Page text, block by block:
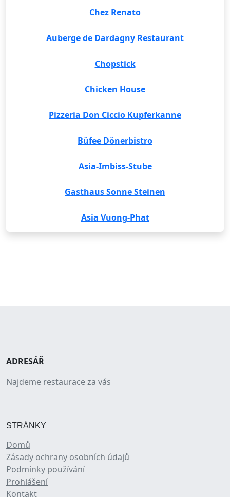
Chez Renato
Auberge de Dardagny Restaurant
Chopstick
Chicken House
Pizzeria Don Ciccio Kupferkanne
Büfee Dönerbistro
Asia-Imbiss-Stube
Gasthaus Sonne Steinen
Asia Vuong-Phat
ADRESÁŘ
Najdeme restaurace za vás
STRÁNKY
Domů
Zásady ochrany osobních údajů
Podmínky používání
Prohlášení
Kontakt